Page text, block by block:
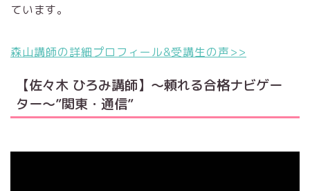
ています。
森山講師の詳細プロフィール&受講生の声>>
【佐々木 ひろみ講師】～頼れる合格ナビゲー
ター～”関東・通信”